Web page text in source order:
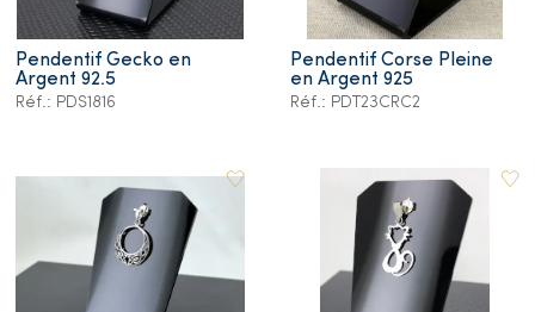
Pendentif Gecko en
Argent 92.5
Réf.: PDS1816
Pendentif Corse Pleine
en Argent 925
Réf.: PDT23CRC2